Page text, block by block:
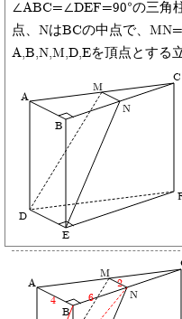
∠ABC=∠DEF=90°の三角
点、NはBCの中点で、
A,B,N,M,D,Eを頂点とする
A
B
C
D
E
M
N
A
B
M
N
6
4
2